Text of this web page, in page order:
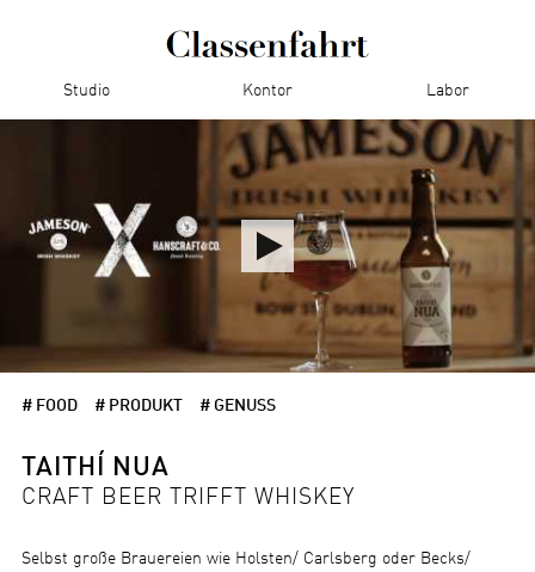
Studio Kontor Labor
# FOOD # PRODUKT # GENUSS
TAITHÍ NUA
CRAFT BEER TRIFFT WHISKEY
Selbst große Brauereien wie Holsten/ Carlsberg oder Becks/